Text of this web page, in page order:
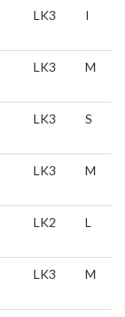
LK3 I
LK3 M
LK3 S
LK3 M
LK2 L
LK3 M